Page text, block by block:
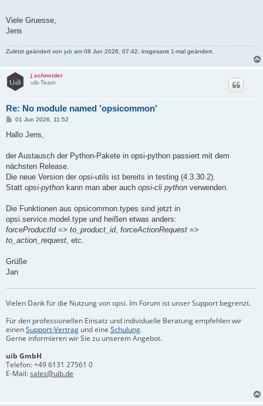
Viele Gruesse,
Jens
Zuletzt geändert von jub am 08 Jun 2026, 07:42, insgesamt 1-mal geändert.
j.schneider
uib-Team
Re: No module named 'opsicommon'
B
i
a
01 Jun 2026, 11:52
Hallo Jens,
der Austausch der Python-Pakete in opsi-python passiert mit dem
nächsten Release.
Die neue Version der opsi-utils ist bereits in testing (4.3.30.2).
Statt opsi-python kann man aber auch opsi-cli python verwenden.
Die Funktionen aus opsicommon.types sind jetzt in
opsi.service.model.type und heißen etwas anders:
forceProductId=> to_product_id, forceActionRequest =>
to_action_request, etc.
Grüße
Jan
Vielen Dank für die Nutzung von opsi. Im Forum ist unser Support begrenzt.
Für den professionellen Einsatz und individuelle Beratung empfehlen wir
einenSupport-Vertrag und eine Schulung.
Gerne informieren wir Sie zu unserem Angebot.
uib GmbH
Telefon:+49 6131 27561 0
E-Mail:sales@uib.de